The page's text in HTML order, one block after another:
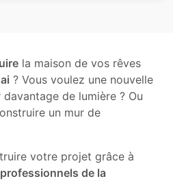
la maison de vos rêves
? Vous voulez une nouvelle
de lumière ? Ou
un mur de
votre projet grâce à
professionnels de la